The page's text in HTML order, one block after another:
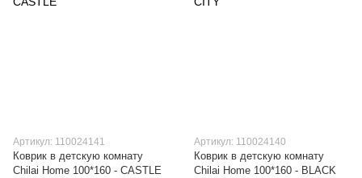
Артикул: 110024141
Коврик в детскую комнату
Chilai Home 100*160 - CASTLE
Артикул: 110024140
Коврик в детскую комнату
Chilai Home 100*160 - BLACK